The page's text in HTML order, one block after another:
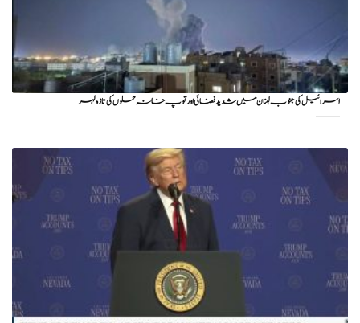
اسرائیل کی جنوب لبنان میں شدید فضائی اور توپ خانہ حملوں کی تازہ لہر